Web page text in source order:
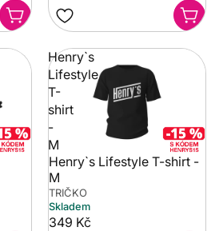
Henry`s
Lifestyle
T-
shirt
-
M
Henry`s Lifestyle T-shirt -
M
TRIČKO
Skladem
349 Kč